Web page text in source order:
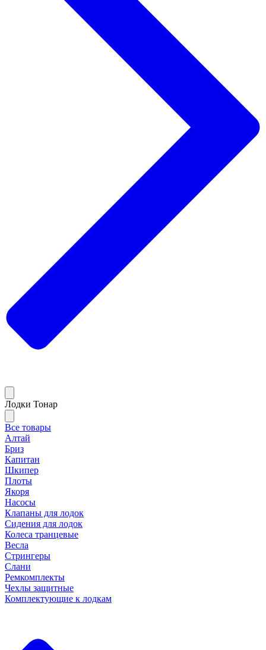
Лодки Тонар
Все товары
Алтай
Бриз
Капитан
Шкипер
Плоты
Якоря
Насосы
Клапаны для лодок
Сидения для лодок
Колеса транцевые
Весла
Стрингеры
Слани
Ремкомплекты
Чехлы защитные
Комплектующие к лодкам